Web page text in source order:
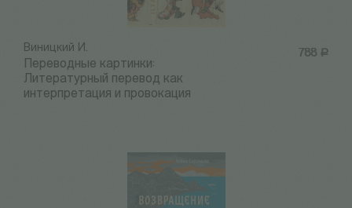
788 Р
Виницкий И.
Переводные картинки:
Литературный перевод как
интерпретация и провокация